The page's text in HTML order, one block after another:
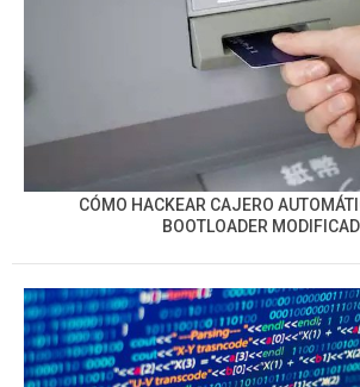
CÓMO HACKEAR CAJERO
BOOTLOADER